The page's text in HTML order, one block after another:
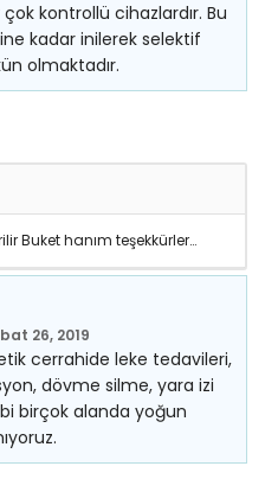
kontrollü cihazlardır. Bu
kadar inilerek selektif
olmaktadır.
Buket hanım teşekkürler…
26, 2019
cerrahide leke tedavileri,
dövme silme, yara izi
birçok alanda yoğun